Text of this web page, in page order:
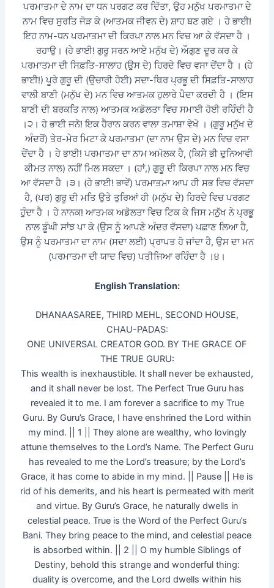
ਪਰਮਾਤਮਾ ਦੇ ਨਾਮ ਦਾ ਧਨ ਪਰਗਟ ਕਰ ਦਿੱਤਾ, ਉਹ ਮਨੁੱਖ ਪਰਮਾਤਮਾ ਦੇ
ਨਾਮ ਵਿਚ ਸੁਰਤਿ ਜੋੜ ਕੇ (ਆਤਮਕ ਜੀਵਨ ਦੇ) ਸ਼ਾਹ ਬਣ ਗਏ । ਹੇ ਭਾਈ!
ਇਹ ਨਾਮ-ਧਨ ਪਰਮਾਤਮਾ ਦੀ ਕਿਰਪਾ ਨਾਲ ਮਨ ਵਿਚ ਆ ਕੇ ਵੱਸਦਾ ਹੈ ।
ਰਹਾਉ। (ਹੇ ਭਾਈ! ਗੁਰੂ ਸਰਨ ਆਏ ਮਨੁੱਖ ਦੇ) ਔਗੁਣ ਦੂਰ ਕਰ ਕੇ
ਪਰਮਾਤਮਾ ਦੀ ਸਿਫ਼ਤਿ-ਸਾਲਾਹ (ਉਸ ਦੇ) ਹਿਰਦੇ ਵਿਚ ਵਸਾ ਦੇਂਦਾ ਹੈ । (ਹੇ
ਭਾਈ!) ਪੂਰੇ ਗੁਰੂ ਦੀ (ਉਚਾਰੀ ਹੋਈ) ਸਦਾ-ਥਿਰ ਪ੍ਰਭੂ ਦੀ ਸਿਫ਼ਤਿ-ਸਾਲਾਹ
ਵਾਲੀ ਬਾਣੀ (ਮਨੁੱਖ ਦੇ) ਮਨ ਵਿਚ ਆਤਮਕ ਹੁਲਾਰੇ ਪੈਦਾ ਕਰਦੀ ਹੈ । (ਇਸ
ਬਾਣੀ ਦੀ ਬਰਕਤਿ ਨਾਲ) ਆਤਮਕ ਅਡੋਲਤਾ ਵਿਚ ਸਮਾਈ ਹੋਈ ਰਹਿੰਦੀ ਹੈ
।੨। ਹੇ ਭਾਈ ਜਨੋ! ਇਕ ਹੈਰਾਨ ਕਰਨ ਵਾਲਾ ਤਮਾਸ਼ਾ ਵੇਖੋ । (ਗੁਰੂ ਮਨੁੱਖ ਦੇ
ਅੰਦਰੋਂ) ਤੇਰ-ਮੇਰ ਮਿਟਾ ਕੇ ਪਰਮਾਤਮਾ (ਦਾ ਨਾਮ ਉਸ ਦੇ) ਮਨ ਵਿਚ ਵਸਾ
ਦੇਂਦਾ ਹੈ । ਹੇ ਭਾਈ! ਪਰਮਾਤਮਾ ਦਾ ਨਾਮ ਅਮੋਲਕ ਹੈ, (ਕਿਸੇ ਭੀ ਦੁਨਿਆਵੀ
ਕੀਮਤ ਨਾਲ) ਨਹੀਂ ਮਿਲ ਸਕਦਾ । (ਹਾਂ,) ਗੁਰੂ ਦੀ ਕਿਰਪਾ ਨਾਲ ਮਨ ਵਿਚ
ਆ ਵੱਸਦਾ ਹੈ ।੩। (ਹੇ ਭਾਈ! ਭਾਵੇਂ) ਪਰਮਾਤਮਾ ਆਪ ਹੀ ਸਭ ਵਿਚ ਵੱਸਦਾ
ਹੈ, (ਪਰ) ਗੁਰੂ ਦੀ ਮਤਿ ਉਤੇ ਤੁਰਿਆਂ ਹੀ (ਮਨੁੱਖ ਦੇ) ਹਿਰਦੇ ਵਿਚ ਪਰਗਟ
ਹੁੰਦਾ ਹੈ । ਹੇ ਨਾਨਕ! ਆਤਮਕ ਅਡੋਲਤਾ ਵਿਚ ਟਿਕ ਕੇ ਜਿਸ ਮਨੁੱਖ ਨੇ ਪ੍ਰਭੂ
ਨਾਲ ਡੂੰਘੀ ਸਾਂਝ ਪਾ ਕੇ (ਉਸ ਨੂੰ ਆਪਣੇ ਅੰਦਰ ਵੱਸਦਾ) ਪਛਾਣ ਲਿਆ ਹੈ,
ਉਸ ਨੂੰ ਪਰਮਾਤਮਾ ਦਾ ਨਾਮ (ਸਦਾ ਲਈ) ਪ੍ਰਾਪਤ ਹੋ ਜਾਂਦਾ ਹੈ, ਉਸ ਦਾ ਮਨ
(ਪਰਮਾਤਮਾ ਦੀ ਯਾਦ ਵਿਚ) ਪਤੀਜਿਆ ਰਹਿੰਦਾ ਹੈ ।੪।
English Translation:
DHANAASAREE, THIRD MEHL, SECOND HOUSE,
CHAU-PADAS:
ONE UNIVERSAL CREATOR GOD. BY THE GRACE OF
THE TRUE GURU:
This wealth is inexhaustible. It shall never be exhausted,
and it shall never be lost. The Perfect True Guru has
revealed it to me. I am forever a sacrifice to my True
Guru. By Guru’s Grace, I have enshrined the Lord within
my mind. || 1 || They alone are wealthy, who lovingly
attune themselves to the Lord’s Name. The Perfect Guru
has revealed to me the Lord’s treasure; by the Lord’s
Grace, it has come to abide in my mind. || Pause || He is
rid of his demerits, and his heart is permeated with merit
and virtue. By Guru’s Grace, he naturally dwells in
celestial peace. True is the Word of the Perfect Guru’s
Bani. They bring peace to the mind, and celestial peace
is absorbed within. || 2 || O my humble Siblings of
Destiny, behold this strange and wonderful thing:
duality is overcome, and the Lord dwells within his